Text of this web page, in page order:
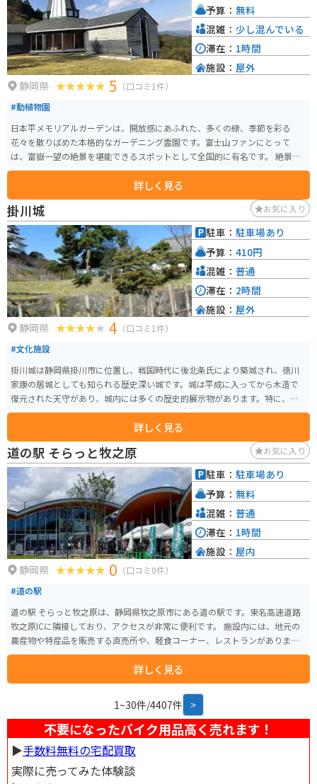
静岡県 5 （口コミ1件）
#動植物園
日本平メモリアルガーデンは、開放感にあふれた、多くの緑、季節を彩る
花々を散りばめた本格的なガーデニング霊園です。富士山ファンにとって
は、富嶽一望の絶景を堪能できるスポットとして全国的に有名です。 絶景ロ
ードとしての全国的知名度は低めなルート。現在は原付も含め、全車種無料
通行可能ですが、かつての観光有料道路でありスポット的に比較的良好な展
望が楽しめます。 静岡と清水を繋ぐ、信号皆無のルートながら、幹線道路と
しての利用価値は低めな為、全体的に交通量は少なく爽快感のある走行が楽
しめる道です。とにかくハイライトは富士山の展望。頂上のデジタルタワー
周辺からは富嶽と駿河湾の一大展望が楽しめる。これぞ、だれもが思い描く
富士山のイメージ…といった風景は、一度は眺めておきたい景色です。 昭和3
9年に供用開始された比較的古い道な為、昭和の匂いが色濃く残る道路線形も
また魅力。総延は約9.6kmと短めのルートながらテクニカルなコーナーが連続
し、複合コーナーも点在する為、地元ライダーにとっては定番のツーリング
スポットでもあります。特に休日の休憩ポイントには多数のライダーが集ま
っており、人気の高さを感じられます。 全体的に雰囲気も明るく初心者ライ
ット以外での駐輪は大変危険。昭和感のある線形の為、比較的見通しの悪い
ポイントも点在しており、スピードには十分に注意して走行して欲しいで
す。特に、休日の地元ライダー達は比較的速い方が多く、無理は絶対に禁物
です。 頂上からは徳川家康の墓所でもある久能山東照宮へアクセス可能なロ
ープウェイも運行されており、走り応えだけでなく観光ポイントとしても楽
しめるのも嬉しいルート。観光バス多数の定番観光スポットながら、ロープ
ウェイでの空中散歩は格別の絶景を楽しめます。ルート上で展望が開けるポ
イントは僅かの為、全線絶景！という訳ではないが、様々な魅力が少しずつ
詰まった飽きのないバランスが好印象です。 駿河湾を抜ける微かな潮と茶畑
の香は爽快感に彩りを添える最高のエッセンス。周辺にはもう一つの富士見
スポットの大定番、三保松原もあり、富士見ツーリングを楽しむには外せな
いルートです。
詳しく見る
予算： 無料
混雑： 少し混んでいる
滞在： 1時間
施設： 屋外
掛川城 お気に入り
静岡県 4 （口コミ1件）
#文化施設
掛川城は静岡県掛川市に位置し、戦国時代に後北条氏により築城され、徳川
家康の居城としても知られる歴史深い城です。城は平成に入ってから木造で
復元された天守があり、城内には多くの歴史的展示物があります。特に、掛
川城の天守からの眺望は、掛川市内や周辺の自然を一望でき、絶景です。城の
周囲には広い堀と石垣が残り、かつての防御施設の面影を色濃く残していま
す。周辺には飲食店なども多く散策や写真撮影に最適で、四季折々の自然の
美しさも楽しむことができます。
詳しく見る
駐車： 駐車場あり
予算： 410円
混雑： 普通
滞在： 2時間
施設： 屋外
道の駅 そらっと牧之原 お気に入り
静岡県 0 （口コミ0件）
#道の駅
道の駅 そらっと牧之原は、静岡県牧之原市にある道の駅です。東名高速道路
牧之原ICに隣接しており、アクセスが非常に便利です。 施設内には、地元の
農産物や特産品を販売する直売所や、軽食コーナー、レストランがありま
す。牧之原台地で育った新鮮な野菜や果物、お茶などが購入できます。また、
レストランでは、地元の食材を使った料理を味わうことができます。 そらっ
と牧之原は、展望台としても人気があります。屋上展望台からは、牧之原台
地や茶畑、駿河湾、伊豆半島、富士山を一望できます。特に晴れた日には、
雄大な富士山を背景に広がる茶畑の絶景を楽しむことができます。 バイクで
訪れる場合は、駐車場も広く確保されているため安心です。東名高速道路を
利用すれば、都心からのアクセスも良好です。道の駅には、ツーリングマッ
プなども用意されているので、周辺の観光スポット情報なども入手できま
す。近隣には、牧之原公園や、グリンピア牧之原など、自然を楽しめるスポッ
詳しく見る
駐車： 駐車場あり
予算： 無料
混雑： 普通
滞在： 1時間
施設： 屋内
1~30件/4407件 >
不要になったバイク用品高く売れます！
▶︎手数料無料の宅配買取
実際に売ってみた体験談